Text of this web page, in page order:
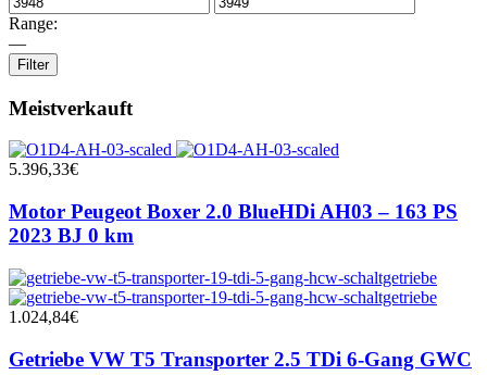
Range:
—
Filter
Meistverkauft
5.396,33€
Motor Peugeot Boxer 2.0 BlueHDi AH03 – 163 PS
2023 BJ 0 km
1.024,84€
Getriebe VW T5 Transporter 2.5 TDi 6-Gang GWC